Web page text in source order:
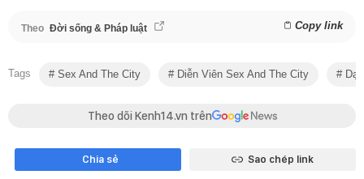
Theo Đời sống & Pháp luật Copy link
Tags Sex And The City Diễn Viên Sex And The City
Theo dõi Kenh14.vn trên
Chia sẻ Sao chép link